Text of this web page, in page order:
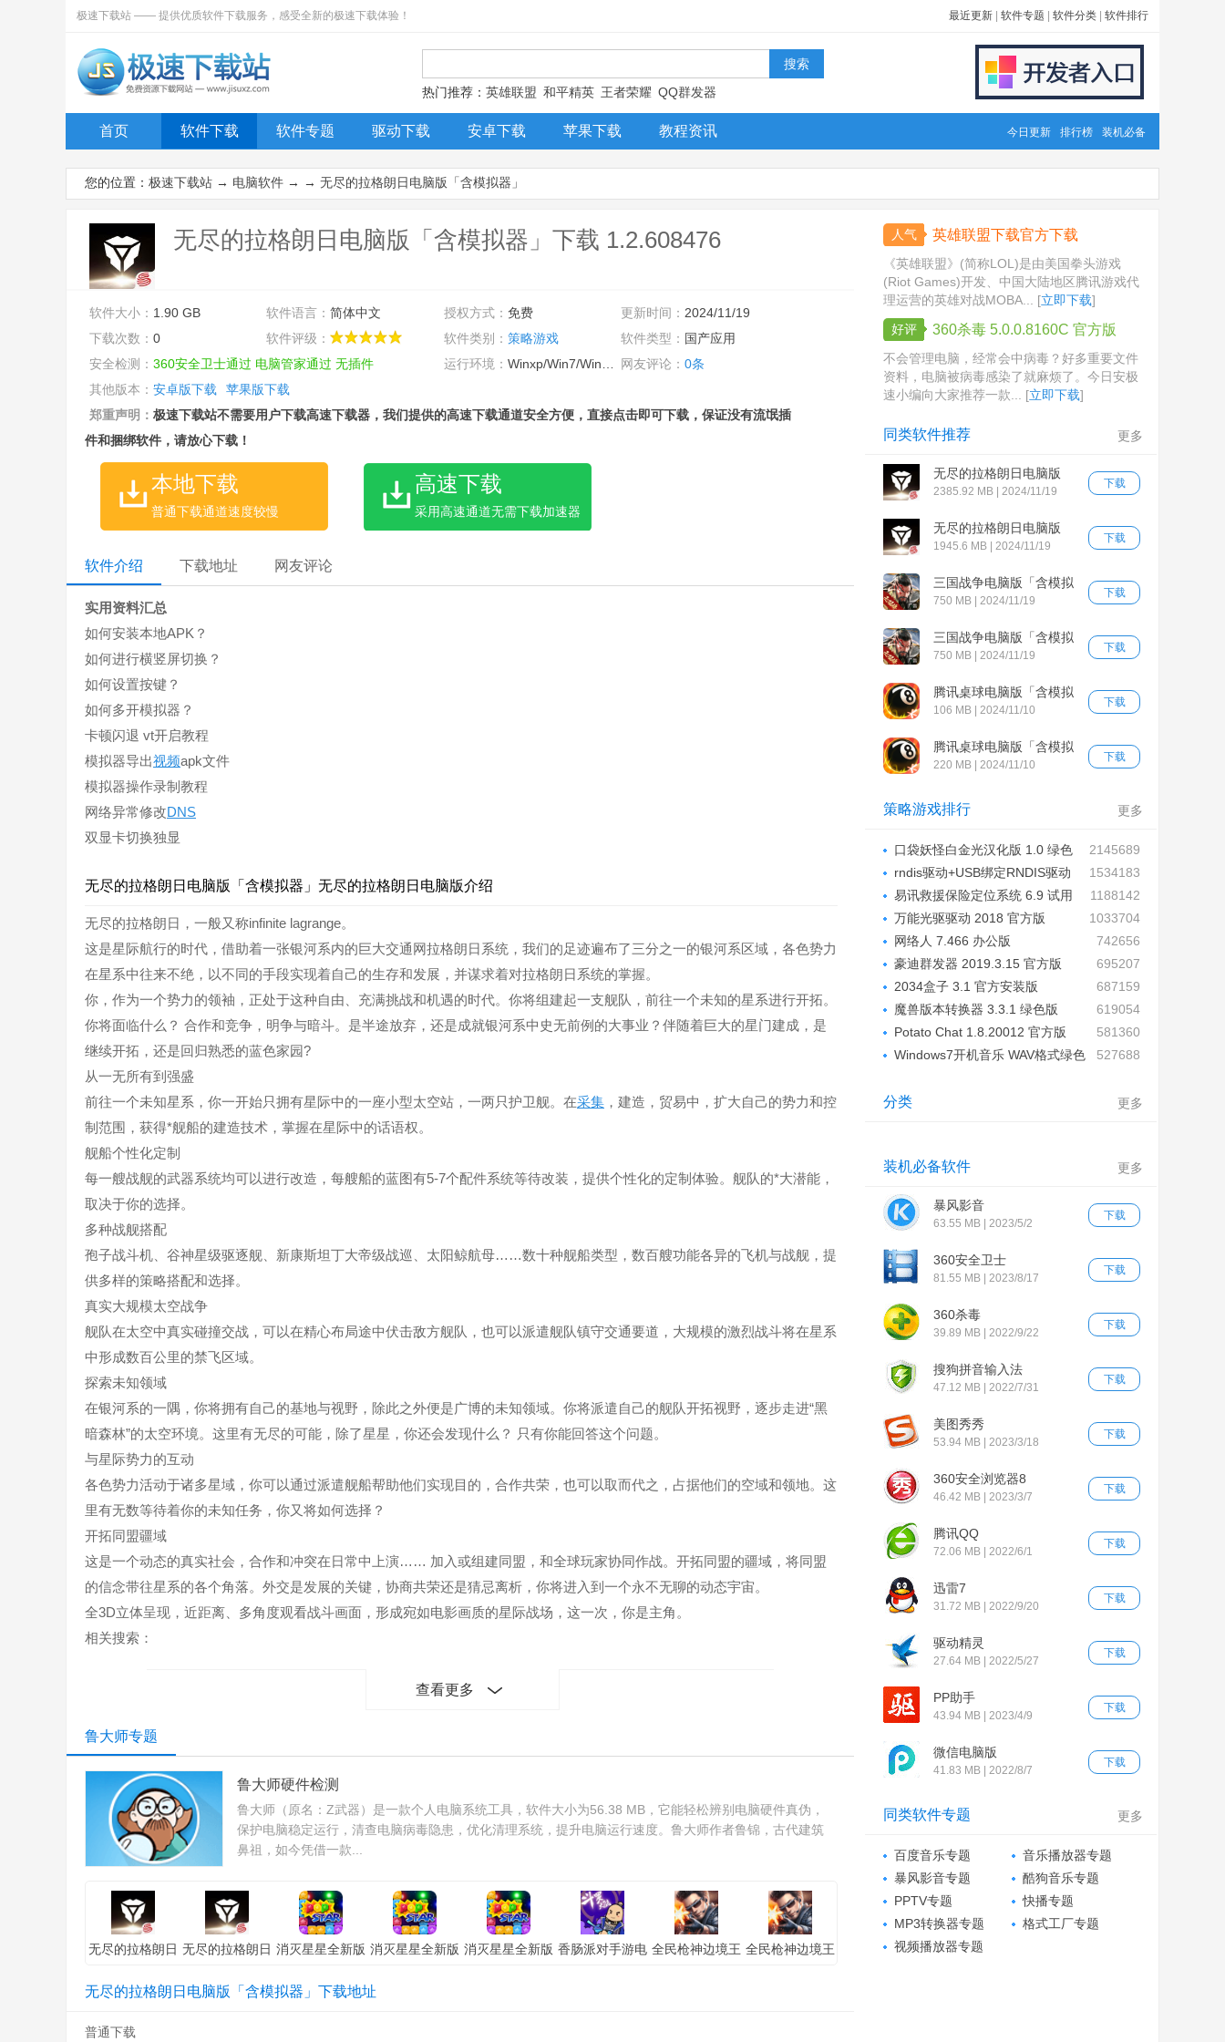
极速下载站 —— 提供优质软件下载服务，感受全新的极速下载体验！ 最近更新 软件专题 软件分类 软件排行
热门推荐： 英雄联盟 和平精英 王者荣耀 QQ群发器
首页 软件下载 软件专题 驱动下载 安卓下载 苹果下载 教程资讯 今日更新 排行榜 装机必备
您的位置： 极速下载站 → 电脑软件 → → 无尽的拉格朗日电脑版「含模拟器」
无尽的拉格朗日电脑版「含模拟器」下载 1.2.608476
软件大小： 1.90 GB 软件语言：简体中文 授权方式： 免费 更新时间： 2024/11/19
下载次数： 0 软件评级： 软件类别： 策略游戏 软件类型： 国产应用
安全检测： 360安全卫士通过 电脑管家通过 无插件 运行环境： Winxp/Win7/Win10/Win11 网友评论：0条
其他版本： 安卓版下载
苹果版下载
郑重声明： 极速下载站不需要用户下载高速下载器，我们提供的高速下载通道安全方便，直接点击即可下载，保证没有流氓插
件和捆绑软件，请放心下载！
本地下载
普通下载通道速度较慢
高速下载
采用高速通道无需下载加速器
软件介绍 下载地址 网友评论
实用资料汇总
如何安装本地APK？
如何进行横竖屏切换？
如何设置按键？
如何多开模拟器？
卡顿闪退 vt开启教程
模拟器导出视频apk文件
模拟器操作录制教程
网络异常修改DNS
双显卡切换独显
无尽的拉格朗日电脑版「含模拟器」无尽的拉格朗日电脑版介绍
无尽的拉格朗日，一般又称infinite lagrange。
这是星际航行的时代，借助着一张银河系内的巨大交通网拉格朗日系统，我们的足迹遍布了三分之一的银河系区域，各色势力
在星系中往来不绝，以不同的手段实现着自己的生存和发展，并谋求着对拉格朗日系统的掌握。
你，作为一个势力的领袖，正处于这种自由、充满挑战和机遇的时代。你将组建起一支舰队，前往一个未知的星系进行开拓。
你将面临什么？ 合作和竞争，明争与暗斗。是半途放弃，还是成就银河系中史无前例的大事业？伴随着巨大的星门建成，是
继续开拓，还是回归熟悉的蓝色家园?
从一无所有到强盛
前往一个未知星系，你一开始只拥有星际中的一座小型太空站，一两只护卫舰。在采集 ，建造，贸易中，扩大自己的势力和控
制范围，获得*舰船的建造技术，掌握在星际中的话语权。
舰船个性化定制
每一艘战舰的武器系统均可以进行改造，每艘船的蓝图有5-7个配件系统等待改装，提供个性化的定制体验。舰队的*大潜能，
取决于你的选择。
多种战舰搭配
孢子战斗机、谷神星级驱逐舰、新康斯坦丁大帝级战巡、太阳鲸航母……数十种舰船类型，数百艘功能各异的飞机与战舰，提
供多样的策略搭配和选择。
真实大规模太空战争
舰队在太空中真实碰撞交战，可以在精心布局途中伏击敌方舰队，也可以派遣舰队镇守交通要道，大规模的激烈战斗将在星系
中形成数百公里的禁飞区域。
探索未知领域
在银河系的一隅，你将拥有自己的基地与视野，除此之外便是广博的未知领域。你将派遣自己的舰队开拓视野，逐步走进“黑
暗森林”的太空环境。这里有无尽的可能，除了星星，你还会发现什么？ 只有你能回答这个问题。
与星际势力的互动
各色势力活动于诸多星域，你可以通过派遣舰船帮助他们实现目的，合作共荣，也可以取而代之，占据他们的空域和领地。这
里有无数等待着你的未知任务，你又将如何选择？
开拓同盟疆域
这是一个动态的真实社会，合作和冲突在日常中上演…… 加入或组建同盟，和全球玩家协同作战。开拓同盟的疆域，将同盟
的信念带往星系的各个角落。外交是发展的关键，协商共荣还是猜忌离析，你将进入到一个永不无聊的动态宇宙。
全3D立体呈现，近距离、多角度观看战斗画面，形成宛如电影画质的星际战场，这一次，你是主角。
相关搜索：
查看更多
鲁大师专题
鲁大师硬件检测
鲁大师（原名：Z武器）是一款个人电脑系统工具，软件大小为56.38 MB，它能轻松辨别电脑硬件真伪，
保护电脑稳定运行，清查电脑病毒隐患，优化清理系统，提升电脑运行速度。鲁大师作者鲁锦，古代建筑
鼻祖，如今凭借一款...
无尽的拉格朗日
器」苹果版
无尽的拉格朗日
器」安卓版
消灭星星全新版
器」电脑版
消灭星星全新版 消灭星星全新版 香肠派对手游电 全民枪神边境王 全民枪神边境王
无尽的拉格朗日电脑版「含模拟器」下载地址
普通下载
人气 英雄联盟下载官方下载
《英雄联盟》(简称LOL)是由美国拳头游戏
(Riot Games)开发、中国大陆地区腾讯游戏代
理运营的英雄对战MOBA... [立即下载]
好评
360杀毒 5.0.0.8160C 官方版
不会管理电脑，经常会中病毒？好多重要文件
资料，电脑被病毒感染了就麻烦了。今日安极
速小编向大家推荐一款... [立即下载]
更多
同类软件推荐
下载
无尽的拉格朗日电脑版
「含模拟器」
2385.92 MB | 2024/11/19
下载
无尽的拉格朗日电脑版
「含模拟器」
1945.6 MB | 2024/11/19
下载
三国战争电脑版「含模拟
器」
750 MB | 2024/11/19
下载
三国战争电脑版「含模拟
器」
750 MB | 2024/11/19
下载
腾讯桌球电脑版「含模拟
器」106 MB | 2024/11/10
下载
腾讯桌球电脑版「含模拟
器」
220 MB | 2024/11/10
更多
策略游戏排行
2145689
口袋妖怪白金光汉化版 1.0 绿色
版...
1534183
rndis驱动+USB绑定RNDIS驱动
绿色...
1188142
易讯救援保险定位系统 6.9 试用
版...
1033704
万能光驱驱动 2018 官方版
742656
网络人 7.466 办公版
695207
豪迪群发器 2019.3.15 官方版
687159
2034盒子 3.1 官方安装版
619054
魔兽版本转换器 3.3.1 绿色版
581360
Potato Chat 1.8.20012 官方版
64...
527688
Windows7开机音乐 WAV格式绿色
更多
分类
更多
装机必备软件
下载
暴风影音
63.55 MB | 2023/5/2
下载
360安全卫士
81.55 MB | 2023/8/17
下载
360杀毒
39.89 MB | 2022/9/22
下载
搜狗拼音输入法
47.12 MB | 2022/7/31
下载
美图秀秀
53.94 MB | 2023/3/18
下载
360安全浏览器8
46.42 MB | 2023/3/7
下载
腾讯QQ
72.06 MB | 2022/6/1
下载
迅雷7
31.72 MB | 2022/9/20
下载
驱动精灵
27.64 MB | 2022/5/27
下载
PP助手
43.94 MB | 2023/4/9
下载
微信电脑版
41.83 MB | 2022/8/7
更多
同类软件专题
百度音乐专题
音乐播放器专题
暴风影音专题
酷狗音乐专题
PPTV专题
快播专题
MP3转换器专题
格式工厂专题
视频播放器专题